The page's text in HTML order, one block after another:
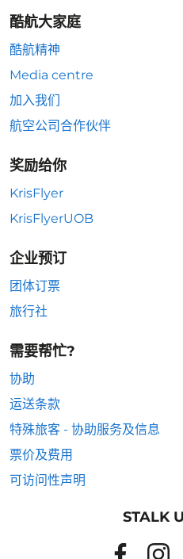
酷航大家庭
酷航精神
Media centre
加入我们
航空公司合作伙伴
奖励给你
KrisFlyer
KrisFlyerUOB
企业预订
团体订票
旅行社
需要帮忙?
协助
运送条款
特殊旅客 - 协助服务及信息
票价及费用
可访问性声明
STALK